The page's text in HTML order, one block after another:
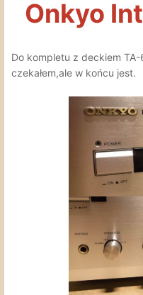
Onkyo
Do kompletu z deckiem TA-
czekałem,ale w końcu jest.